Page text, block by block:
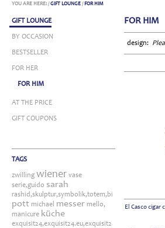
YOU ARE HERE: /GIFT LOUNGE / FOR HIM
GIFT LOUNGE
BY OCCASION
BESTSELLER
FOR HER
FOR HIM
AT THE PRICE
GIFT COUPONS
TAGS
zwilling wiener vase
serie,guido sarah
rashid,skulptur,symbolik,totem,bitossi
pott michael messer mello,
manicure küche
FOR HIM
design:
El Casco cigar